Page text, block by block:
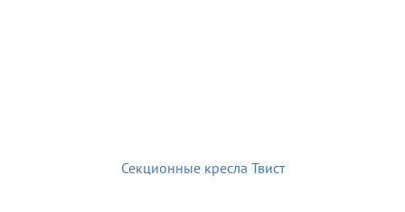
Секционные кресла Твист